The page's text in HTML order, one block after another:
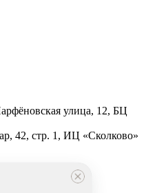
улица, 12, БЦ
42, стр. 1, ИЦ «Сколково»